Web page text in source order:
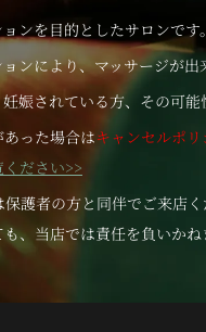
ンを目的としたサロンです
ンにより、マッサージが
娠されている方、その可能
った場合はキャンセルポリ
ださい>>
護者の方と同伴でご来店
、当店では責任を負いか